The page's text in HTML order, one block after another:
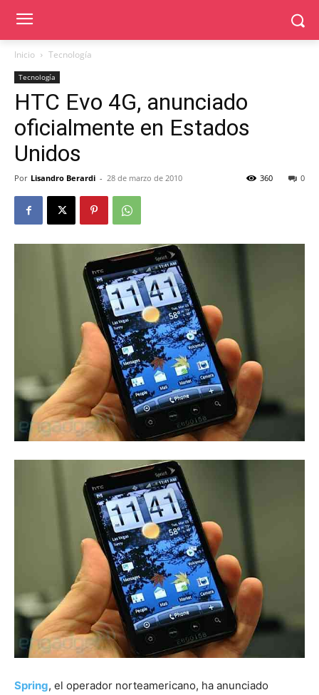
Inicio Tecnología
Tecnología
HTC Evo 4G, anunciado
oficialmente en Estados
Unidos
Por Lisandro Berardi - 28 de marzo de 2010 0
360
Spring, el operador norteamericano, ha anunciado